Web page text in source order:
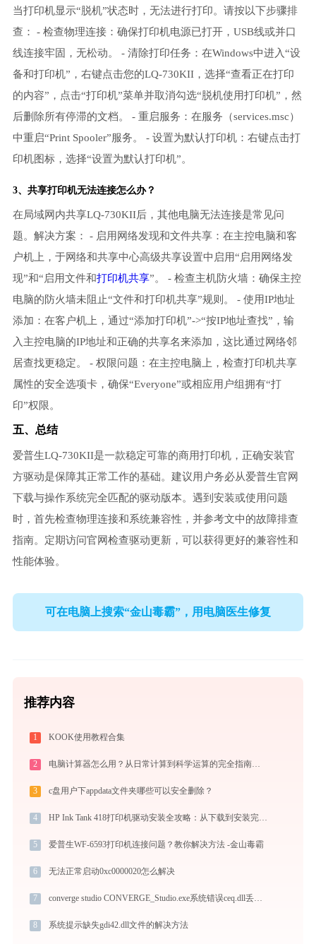
当打印机显示“脱机”状态时，无法进行打印。请按以下步骤排
查： - 检查物理连接：确保打印机电源已打开，USB线或并口
线连接牢固，无松动。 - 清除打印任务：在Windows中进入“设
备和打印机”，右键点击您的LQ-730KII，选择“查看正在打印
的内容”，点击“打印机”菜单并取消勾选“脱机使用打印机”，然
后删除所有停滞的文档。 - 重启服务：在服务（services.msc）
中重启“Print Spooler”服务。 - 设置为默认打印机：右键点击打
印机图标，选择“设置为默认打印机”。
3、共享打印机无法连接怎么办？
在局域网内共享LQ-730KII后，其他电脑无法连接是常见问
题。解决方案： - 启用网络发现和文件共享：在主控电脑和客
户机上，于网络和共享中心高级共享设置中启用“启用网络发
现”和“启用文件和打印机共享”。 - 检查主机防火墙：确保主控
电脑的防火墙未阻止“文件和打印机共享”规则。 - 使用IP地址
添加：在客户机上，通过“添加打印机”->“按IP地址查找”，输
入主控电脑的IP地址和正确的共享名来添加，这比通过网络邻
居查找更稳定。 - 权限问题：在主控电脑上，检查打印机共享
属性的安全选项卡，确保“Everyone”或相应用户组拥有“打
印”权限。
五、总结
爱普生LQ-730KII是一款稳定可靠的商用打印机，正确安装官
方驱动是保障其正常工作的基础。建议用户务必从爱普生官网
下载与操作系统完全匹配的驱动版本。遇到安装或使用问题
时，首先检查物理连接和系统兼容性，并参考文中的故障排查
指南。定期访问官网检查驱动更新，可以获得更好的兼容性和
性能体验。
可在电脑上搜索“金山毒霸”，用电脑医生修复
推荐内容
1 KOOK使用教程合集
2 电脑计算器怎么用？从日常计算到科学运算的完全指南（附隐藏功能）
3 c盘用户下appdata文件夹哪些可以安全删除？
4 HP Ink Tank 418打印机驱动安装全攻略：从下载到安装完全教程
5 爱普生WF-6593打印机连接问题？教你解决方法 -金山毒霸
6 无法正常启动0xc0000020怎么解决
7 converge studio CONVERGE_Studio.exe系统错误ceq.dll丢失如何解决
8 系统提示缺失gdi42.dll文件的解决方法